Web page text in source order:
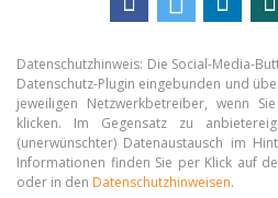
Datenschutzhinweis: Die Social-Media-
Datenschutz-Plugin eingebunden und
jeweiligen Netzwerkbetreiber, wenn
klicken. Im Gegensatz zu
(unerwünschter) Datenaustausch im
Informationen finden Sie per Klick auf
oder in den Datenschutzhinweisen.